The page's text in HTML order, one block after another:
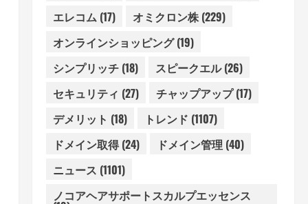
エレコム(17) オミクロン株(229)
オンラインショッピング(19)
シンプリッチ(18) スピークエル(26)
セキュリティ (27) チャップアップ(17)
デメリット (18) トレンド (1107)
ドメイン取得(24) ドメイン管理 (40)
ニュース (1101)
ノコアヘアサポートスカルプエッセンス